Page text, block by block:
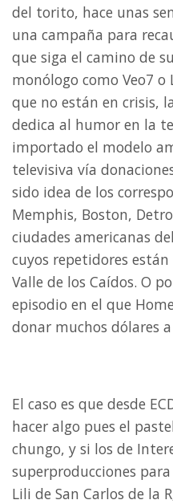
del torito, hace unas
una campaña para
que siga el camino de
monólogo como Veo7 o
que no están en crisis,
dedica al humor en la
importado el modelo
televisiva vía
sido idea de los
Memphis, Boston,
ciudades americanas
cuyos repetidores
Valle de los Caídos. O
episodio en el que
donar muchos dólares a
El caso es que desde
hacer algo pues el
chungo, y si los de
superproducciones
Lili de San Carlos de la